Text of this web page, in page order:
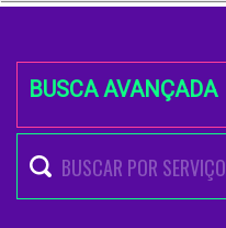
BUSCA AVANÇADA